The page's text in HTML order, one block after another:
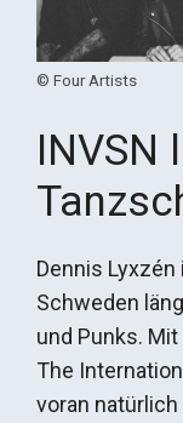
© Four Artists
INVSN
Dennis
Schweden
und Punks.
The
voran